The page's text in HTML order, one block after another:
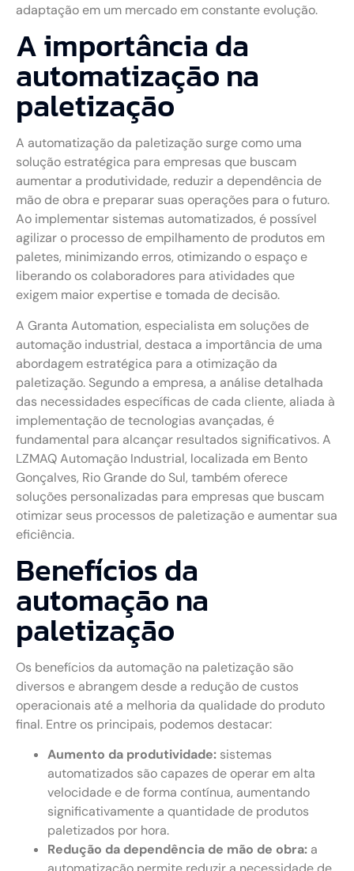
adaptação em um mercado em constante evolução.
A importância da
automatização na
paletização
A automatização da paletização surge como uma
solução estratégica para empresas que buscam
aumentar a produtividade, reduzir a dependência de
mão de obra e preparar suas operações para o futuro.
Ao implementar sistemas automatizados, é possível
agilizar o processo de empilhamento de produtos em
paletes, minimizando erros, otimizando o espaço e
liberando os colaboradores para atividades que
exigem maior expertise e tomada de decisão.
A Granta Automation, especialista em soluções de
automação industrial, destaca a importância de uma
abordagem estratégica para a otimização da
paletização. Segundo a empresa, a análise detalhada
das necessidades específicas de cada cliente, aliada à
implementação de tecnologias avançadas, é
fundamental para alcançar resultados significativos. A
LZMAQ Automação Industrial, localizada em Bento
Gonçalves, Rio Grande do Sul, também oferece
soluções personalizadas para empresas que buscam
otimizar seus processos de paletização e aumentar sua
eficiência.
Benefícios da
automação na
paletização
Os benefícios da automação na paletização são
diversos e abrangem desde a redução de custos
operacionais até a melhoria da qualidade do produto
final. Entre os principais, podemos destacar:
Aumento da produtividade: sistemas
automatizados são capazes de operar em alta
velocidade e de forma contínua, aumentando
significativamente a quantidade de produtos
paletizados por hora.
Redução da dependência de mão de obra: a